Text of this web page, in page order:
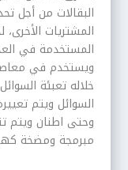
البقالات من أجل
المشتريات الأخرى،
المستخدمة في
ويستخدم في معاصر
خلاله تعبئة
السوائل ويتم
وحتى اطنان ويتم
مبرمجة ومضخة